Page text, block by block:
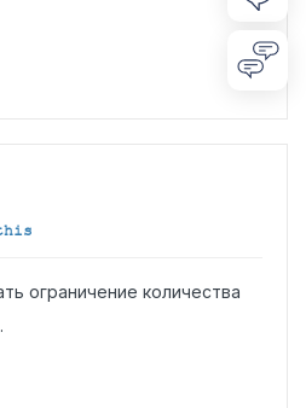
ограничение количества